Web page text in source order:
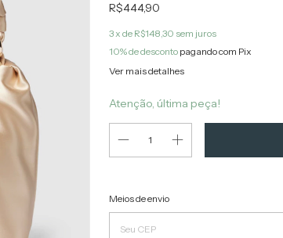
R$444,90
3x de R$148,30 sem juros
10% de descontopagando com Pix
Ver mais detalhes
Atenção, última peça!
Entregas para o CEP:
Meios de envio